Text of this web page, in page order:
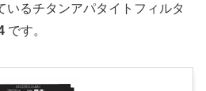
いるチタンアパタイトフィルタ
です。